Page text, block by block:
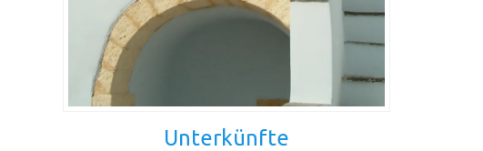
Unterkünfte